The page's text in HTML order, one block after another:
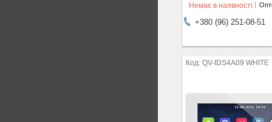
Немає в наявності
+380 (96) 251-08-51
QV-IDS4A09 WHITE